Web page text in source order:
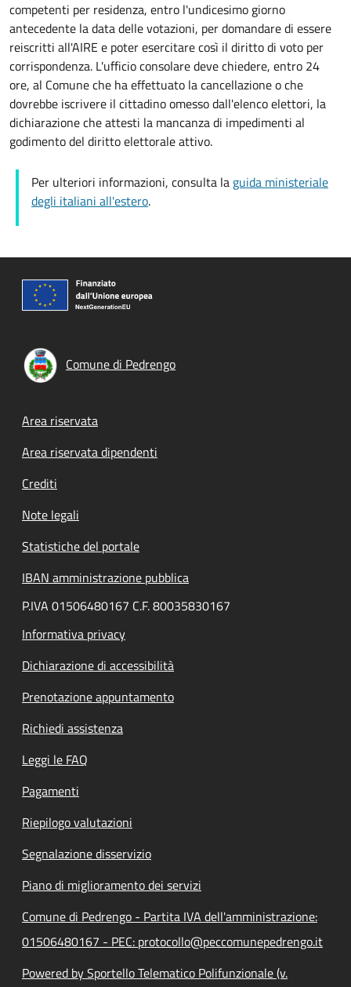
competenti per residenza, entro l'undicesimo giorno
antecedente la data delle votazioni, per domandare di essere
reiscritti all'AIRE e poter esercitare così il diritto di voto per
corrispondenza. L'ufficio consolare deve chiedere, entro 24
ore, al Comune che ha effettuato la cancellazione o che
dovrebbe iscrivere il cittadino omesso dall'elenco elettori, la
dichiarazione che attesti la mancanza di impedimenti al
godimento del diritto elettorale attivo.
Per ulteriori informazioni, consulta la guida ministeriale
degli italiani all'estero.
Comune di Pedrengo
Footer menu
Area riservata
Area riservata dipendenti
Crediti
Note legali
Statistiche del portale
IBAN amministrazione pubblica
P.IVA 01506480167 C.F. 80035830167
Informativa privacy
Dichiarazione di accessibilità
Prenotazione appuntamento
Richiedi assistenza
Leggi le FAQ
Pagamenti
Riepilogo valutazioni
Segnalazione disservizio
Piano di miglioramento dei servizi
Comune di Pedrengo - Partita IVA dell'amministrazione:
01506480167 - PEC: protocollo@peccomunepedrengo.it
Powered by Sportello Telematico Polifunzionale (v.